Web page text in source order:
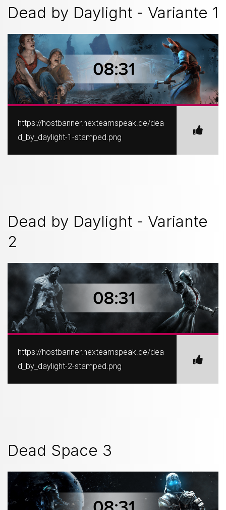
Dead by Daylight - Variante 1
https://hostbanner.nexteamspeak.de/dea
d_by_daylight-1-stamped.png
Dead by Daylight - Variante
2
https://hostbanner.nexteamspeak.de/dea
d_by_daylight-2-stamped.png
Dead Space 3